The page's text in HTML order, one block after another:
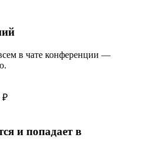
в чате конференции —
₽
и попадает в